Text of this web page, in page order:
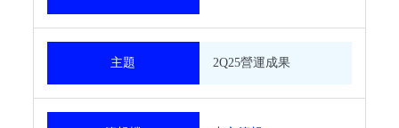
主題 2Q25營運成果